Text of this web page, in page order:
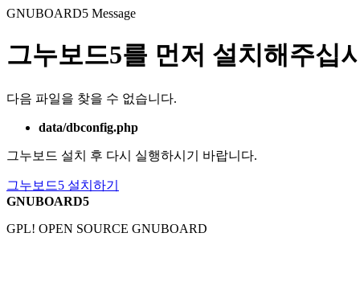
GNUBOARD5 Message
그누보드5를 먼저 설치해주십
다음 파일을 찾을 수 없습니다.
data/dbconfig.php
그누보드 설치 후 다시 실행하시기 바랍니다.
그누보드5 설치하기
GNUBOARD5
GPL! OPEN SOURCE GNUBOARD